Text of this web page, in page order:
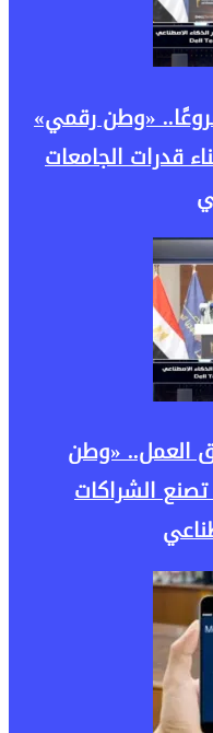
و763 مشروعًا.. «وطن رقمي»
قدرات الجامعات
العمل.. «وطن
الشراكات